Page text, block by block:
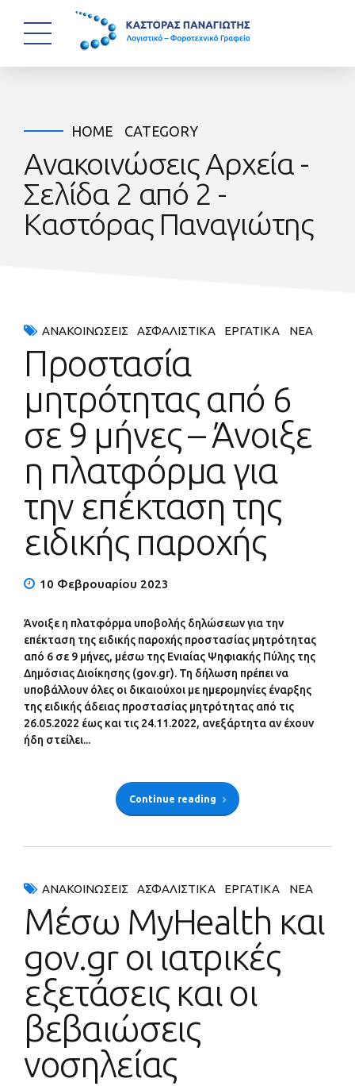
HOME CATEGORY
Ανακοινώσεις Αρχεία -
Σελίδα 2 από 2 -
Καστόρας Παναγιώτης
ΑΝΑΚΟΙΝΏΣΕΙΣ ΑΣΦΑΛΙΣΤΙΚΆ ΕΡΓΑΤΙΚΆ ΝΈΑ
Προστασία
μητρότητας από 6
σε 9 μήνες – Άνοιξε
η πλατφόρμα για
την επέκταση της
ειδικής παροχής
10 Φεβρουαρίου 2023
Άνοιξε η πλατφόρμα υποβολής δηλώσεων για την
επέκταση της ειδικής παροχής προστασίας μητρότητας
από 6 σε 9 μήνες, μέσω της Ενιαίας Ψηφιακής Πύλης της
Δημόσιας Διοίκησης (gov.gr). Τη δήλωση πρέπει να
υποβάλλουν όλες οι δικαιούχοι με ημερομηνίες έναρξης
της ειδικής άδειας προστασίας μητρότητας από τις
26.05.2022 έως και τις 24.11.2022, ανεξάρτητα αν έχουν
ήδη στείλει...
Continue reading
ΑΝΑΚΟΙΝΏΣΕΙΣ ΑΣΦΑΛΙΣΤΙΚΆ ΕΡΓΑΤΙΚΆ ΝΈΑ
Μέσω MyHealth και
gov.gr οι ιατρικές
εξετάσεις και οι
βεβαιώσεις
νοσηλείας